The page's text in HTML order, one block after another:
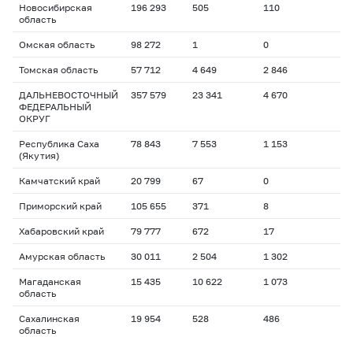
Новосибирская
область
196 293 505 110
Омская область 98 272 1 0
Томская область 57 712 4 649 2 846
ДАЛЬНЕВОСТОЧНЫЙ
ФЕДЕРАЛЬНЫЙ
ОКРУГ
357 579 23 341 4 670
Республика Саха
(Якутия)
78 843 7 553 1 153
Камчатский край 20 799 67 0
Приморский край 105 655 371 8
Хабаровский край 79 777 672 17
Амурская область 30 011 2 504 1 302
Магаданская
область
15 435 10 622 1 073
Сахалинская
область
19 954 528 486